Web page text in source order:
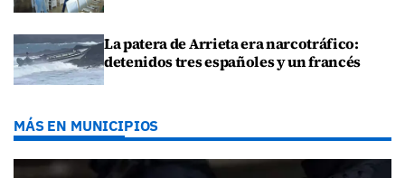
La patera de Arrieta era narcotráfico:
detenidos tres españoles y un francés
MÁS EN MUNICIPIOS